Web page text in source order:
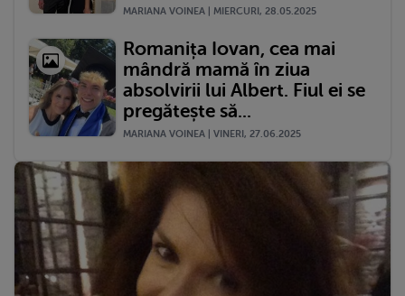
MARIANA VOINEA | MIERCURI, 28.05.2025
Romanița Iovan, cea mai
mândră mamă în ziua
absolvirii lui Albert. Fiul ei se
pregătește să...
MARIANA VOINEA | VINERI, 27.06.2025